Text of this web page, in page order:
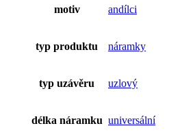
motiv andílci
typ produktu náramky
typ uzávěru uzlový
délka náramku universální